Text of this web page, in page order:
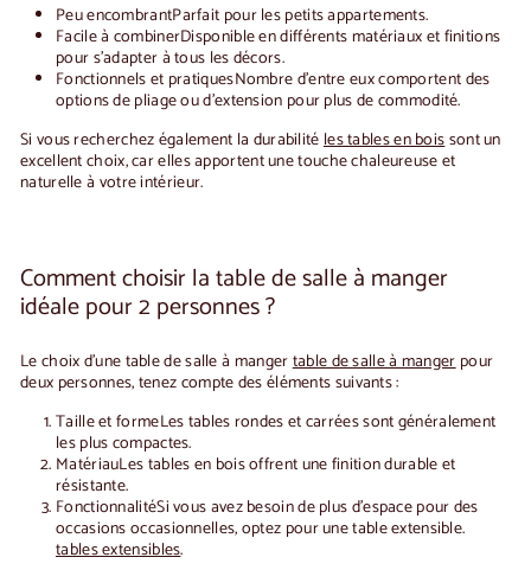
Peu encombrantParfait pour les petits appartements.
Facile à combinerDisponible en différents matériaux et finitions
pour s'adapter à tous les décors.
Fonctionnels et pratiquesNombre d'entre eux comportent des
options de pliage ou d'extension pour plus de commodité.
Si vous recherchez également la durabilitéles tables en boissont un
excellent choix, car elles apportent une touche chaleureuse et
naturelle à votre intérieur.
Comment choisir la table de salle à manger
idéale pour 2 personnes ?
Le choix d'une table de salle à mangertable de salle à mangerpour
deux personnes, tenez compte des éléments suivants :
Taille et formeLes tables rondes et carrées sont généralement
les plus compactes.
MatériauLes tables en bois offrent une finition durable et
résistante.
FonctionnalitéSi vous avez besoin de plus d'espace pour des
occasions occasionnelles, optez pour une table extensible.
tables extensibles.